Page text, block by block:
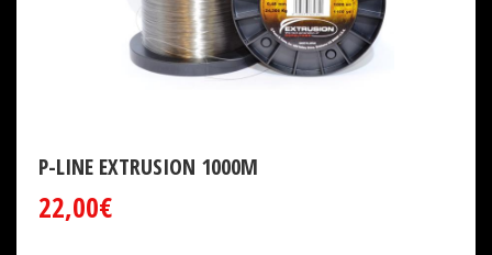
P-LINE EXTRUSION 1000M
22,00€